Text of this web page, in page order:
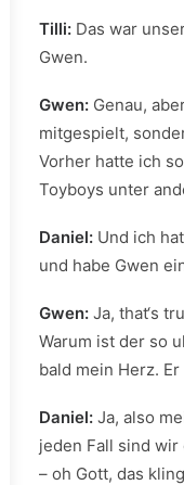
Tilli: Das war
Gwen.
Gwen: Genau,
mitgespielt,
Vorher hatte ich
Toyboys unter
Daniel: Und ich
und habe Gwen
Gwen: Ja, that‘s
Warum ist der so
bald mein Herz.
Daniel: Ja, also
jeden Fall sind
– oh Gott, das